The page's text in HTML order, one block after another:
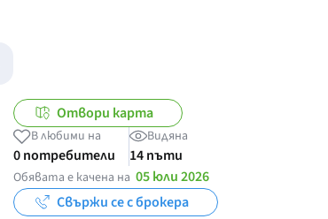
Отвори карта
В любими на
0 потребители
Видяна
14 пъти
Обявата е качена на 05 юли 2026
Свържи се с брокера